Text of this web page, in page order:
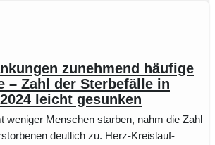
zunehmend häufige
– Zahl der Sterbefälle in
leicht gesunken
weniger Menschen starben, nahm die Zahl
deutlich zu. Herz-Kreislauf-